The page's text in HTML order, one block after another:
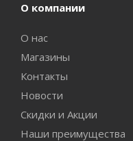
О компании
О нас
Магазины
Контакты
Новости
Скидки и Акции
Наши преимущества